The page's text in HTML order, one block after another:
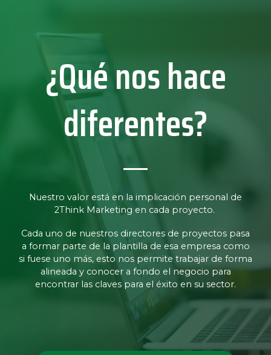
¿Qué nos hace
diferentes?
Nuestro valor está en la implicación personal de
2Think Marketing en cada proyecto.
Cada uno de nuestros directores de proyectos pasa
a formar parte de la plantilla de esa empresa como
si fuese uno más, esto nos permite trabajar de forma
alineada y conocer a fondo el negocio para
encontrar las claves para el éxito en su sector.